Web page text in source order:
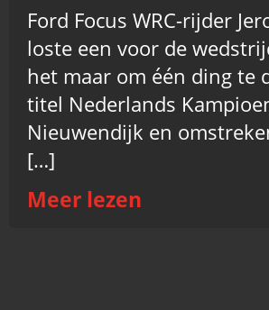
Ford Focus WRC-rijder
loste een voor de
het maar om één ding te
titel Nederlands
Nieuwendijk en
[…]
Meer lezen